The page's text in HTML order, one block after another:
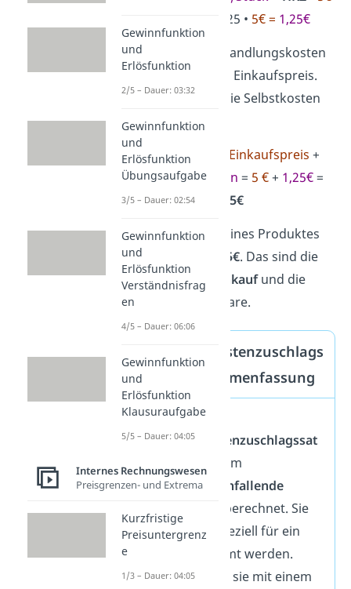
= 0,25 • 5€ = 1,25€
Du hast jetzt die Handlungskosten
pro Stück und den Einkaufspreis.
Damit kannst du die Selbstkosten
berechnen:
Selbstkosten
Einkaufspreis +
Handlungskosten = 5 €+ 1,25€=
6,25€
Die Selbstkosten eines Produktes
liegen also bei
6,25€. Das sind die
Kosten für den
Einkaufund die
Produktion
der Ware.
Handlungskostenzuschlags
satz — Zusammenfassung
Mit dem
Handlungskostenzuschlagssat
(HKZ) werden im
Unternehmen
anfallende
berechnet. Sie
können nicht speziell für ein
Produkt bestimmt werden.
Deshalb werden sie mit einem
Gewinnfunktion
und
Erlösfunktion
2/5 – Dauer: 03:32
Gewinnfunktion
und
Erlösfunktion
Übungsaufgabe
3/5 – Dauer: 02:54
Gewinnfunktion
und
Erlösfunktion
Verständnisfrag
en
4/5 – Dauer: 06:06
Gewinnfunktion
und
Erlösfunktion
Klausuraufgabe
5/5 – Dauer: 04:05
Internes Rechnungswesen
Preisgrenzen- und Extrema
Kurzfristige
Preisuntergrenz
e
1/3 – Dauer: 04:05